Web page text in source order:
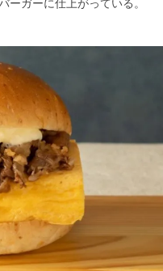
ーガーに仕上がっている。